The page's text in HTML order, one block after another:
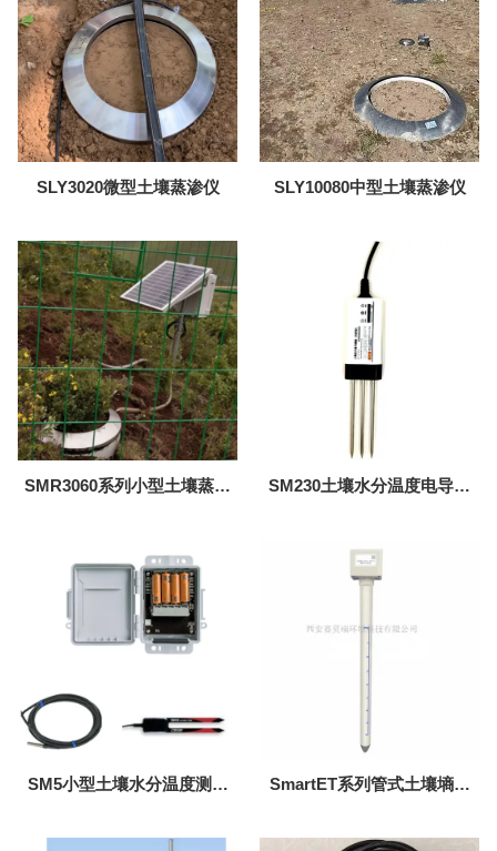
SLY3020微型土壤蒸渗仪 SLY10080中型土壤蒸渗仪
SMR3060系列小型土壤蒸渗
SM230土壤水分温度电导率
SM5小型土壤水分温度测量
SmartET系列管式土壤墒情